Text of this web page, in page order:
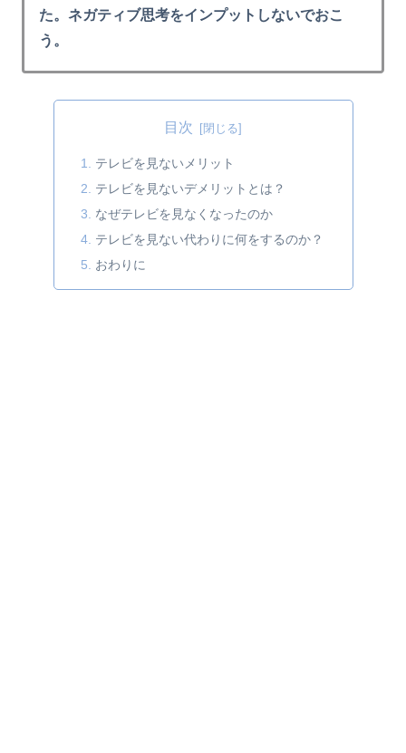
た。ネガティブ思考をインプットしないでおこ
う。
目次
テレビを見ないメリット
テレビを見ないデメリットとは？
なぜテレビを見なくなったのか
テレビを見ない代わりに何をするのか？
おわりに